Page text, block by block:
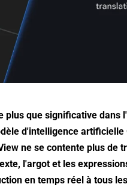
plus que significative dans
d'intelligence
ne se contente plus de
l'argot et les
en temps réel à tous